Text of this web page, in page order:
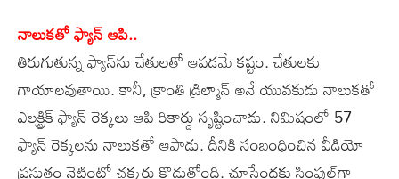
నాలుకతో ఫ్యాన్‌ ఆపి..
తిరుగుతున్న ఫ్యాన్‌ను చేతులతో ఆపడమే కష్టం. చేతులకు
గాయాలవుతాయి. కానీ, క్రాంతి డ్రిల్మాన్‌ అనే యువకుడు నాలుకతో
ఎలక్ట్రిక్‌ ఫ్యాన్‌ రెక్కలు ఆపి రికార్డు సృష్టించాడు. నిమిషంలో 57
ఫ్యాన్‌ రెక్కలను నాలుకతో ఆపాడు. దీనికి సంబంధించిన వీడియో
ప్రస్తుతం నెట్టింట్లో చక్కర్లు కొడుతోంది. చూసేందకు సింపుల్‌గా